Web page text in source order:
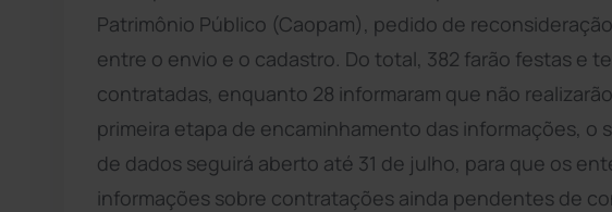
Patrimônio Público (Caopam), pedido de
entre o envio e o cadastro. Do total, 382 farão festas e
contratadas, enquanto 28 informaram que não
primeira etapa de encaminhamento das informações, o
de dados seguirá aberto até 31 de julho, para que os
informações sobre contratações ainda pendentes de